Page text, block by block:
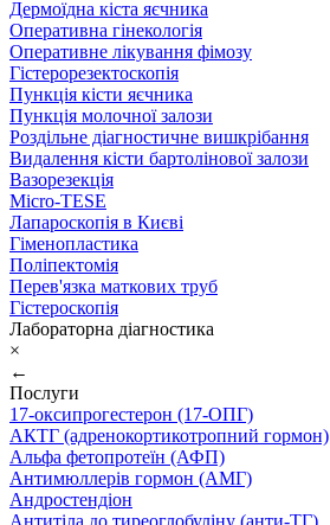
Дермоїдна кіста яєчника
Оперативна гінекологія
Оперативне лікування фімозу
Гістерорезектоскопія
Пункція кісти яєчника
Пункція молочної залози
Роздільне діагностичне вишкрібання
Видалення кісти бартолінової залози
Вазорезекція
Micro-TESE
Лапароскопія в Києві
Гіменопластика
Поліпектомія
Перев'язка маткових труб
Гістероскопія
Лабораторна діагностика
×
←
Послуги
17-оксипрогестерон (17-ОПГ)
АКТГ (адренокортикотропний гормон)
Альфа фетопротеїн (АФП)
Антимюллерів гормон (АМГ)
Андростендіон
Антитіла до тиреоглобуліну (анти-ТГ)